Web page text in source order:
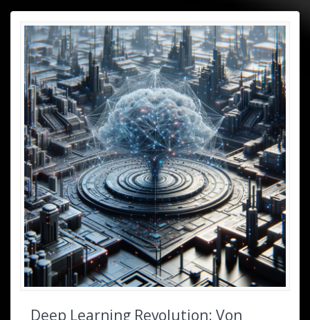
Deep Learning Revolution: Von